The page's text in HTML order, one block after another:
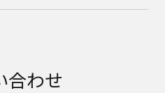
合わせ